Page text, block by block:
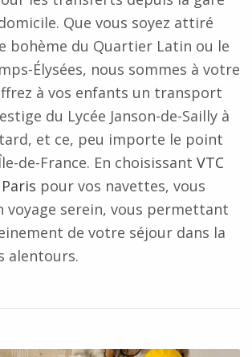
Que vous soyez attiré
bohème du Quartier Latin ou le
Élysées, nous sommes à votre
à vos enfants un transport
du Lycée Janson-de-Sailly à
et ce, peu importe le point
de-France. En choisissant VTC
pour vos navettes, vous
voyage serein, vous permettant
de votre séjour dans la
alentours.